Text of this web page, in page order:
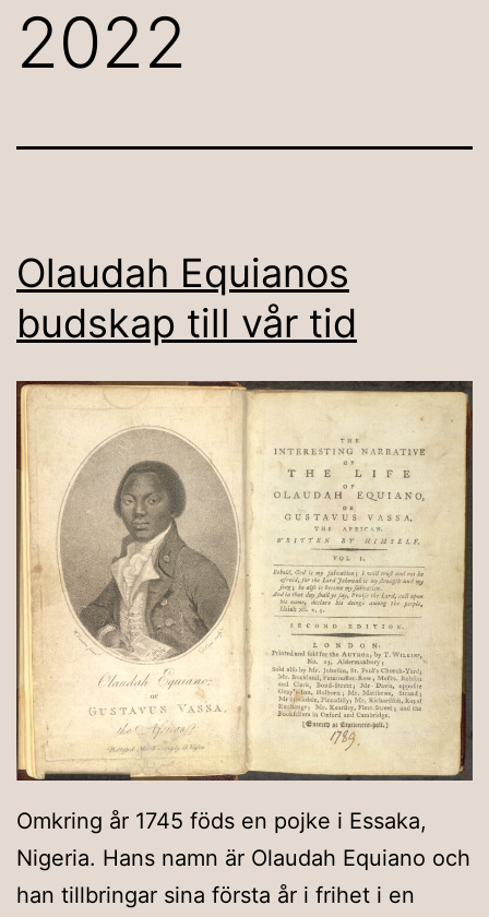
2022
Olaudah Equianos
budskap till vår tid
Omkring år 1745 föds en pojke i Essaka,
Nigeria. Hans namn är Olaudah Equiano och
han tillbringar sina första år i frihet i en